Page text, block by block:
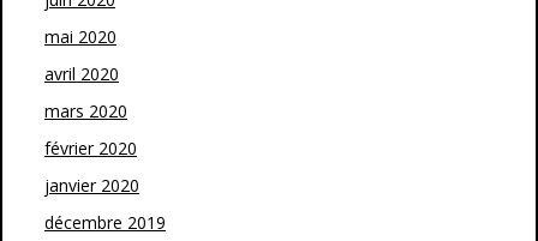
mai 2020
avril 2020
mars 2020
février 2020
janvier 2020
décembre 2019